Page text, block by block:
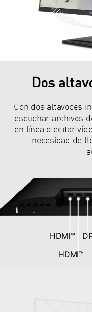
Dos
Con dos altavoces
escuchar archivos
en línea o editar
necesidad de
HDMI™
HDMI™